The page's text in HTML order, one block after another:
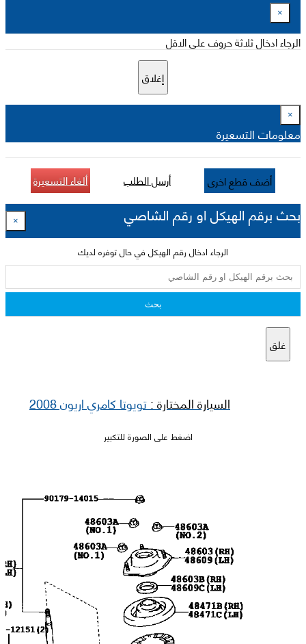
×
الرجاء ادخال ثلاثة حروف على الاقل
إغلاق
×
معلومات التسعيرة
أضف قطع اخرى أرسل الطلب ألغاء التسعيرة
بحث برقم الهيكل او رقم الشاصي ×
الرجاء ادخال رقم الهيكل في حال توفره لديك
بحث
غلق
السيارة المختارة :تويوتا كامري اريون 2008
اضغط على الصورة للتكبير